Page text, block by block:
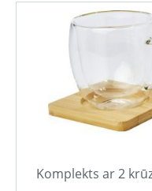
Komplekts ar 2